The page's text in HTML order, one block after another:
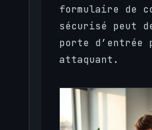
formulaire de
sécurisé peut
porte d’entrée
attaquant.